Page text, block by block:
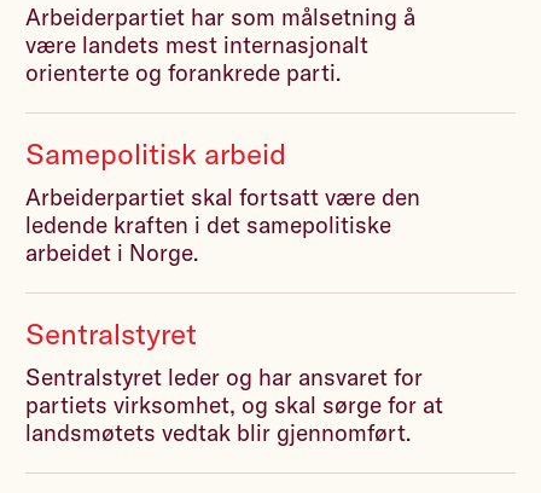
Arbeiderpartiet har som målsetning å
være landets mest internasjonalt
orienterte og forankrede parti.
Samepolitisk arbeid
Arbeiderpartiet skal fortsatt være den
ledende kraften i det samepolitiske
arbeidet i Norge.
Sentralstyret
Sentralstyret leder og har ansvaret for
partiets virksomhet, og skal sørge for at
landsmøtets vedtak blir gjennomført.